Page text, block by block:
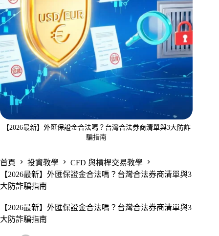
【2026最新】外匯保證金合法嗎？台灣合法券商清單與3大防詐
騙指南
首頁 投資教學
CFD 與槓桿交易教學
【2026最新】外匯保證金合法嗎？台灣合法券商清單與3
大防詐騙指南
【2026最新】外匯保證金合法嗎？台灣合法券商清單與3
大防詐騙指南